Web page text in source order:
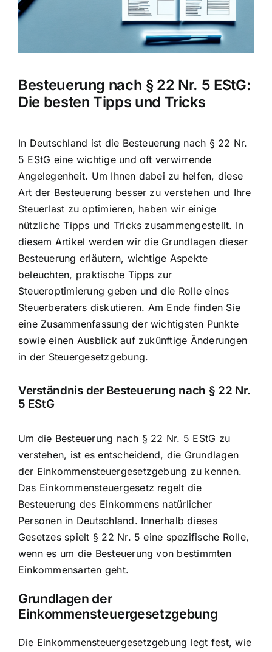
Hausratversicherung
Berufsunfähigkeitsversicherung
Weitere Tarifvergleiche
Besteuerung nach § 22 Nr. 5 EStG:
Die besten Tipps und Tricks
In Deutschland ist die Besteuerung nach § 22 Nr.
5 EStG eine wichtige und oft verwirrende
Angelegenheit. Um Ihnen dabei zu helfen, diese
Art der Besteuerung besser zu verstehen und Ihre
Steuerlast zu optimieren, haben wir einige
nützliche Tipps und Tricks zusammengestellt. In
diesem Artikel werden wir die Grundlagen dieser
Besteuerung erläutern, wichtige Aspekte
beleuchten, praktische Tipps zur
Steueroptimierung geben und die Rolle eines
Steuerberaters diskutieren. Am Ende finden Sie
eine Zusammenfassung der wichtigsten Punkte
sowie einen Ausblick auf zukünftige Änderungen
in der Steuergesetzgebung.
Verständnis der Besteuerung nach § 22 Nr.
5 EStG
Um die Besteuerung nach § 22 Nr. 5 EStG zu
verstehen, ist es entscheidend, die Grundlagen
der Einkommensteuergesetzgebung zu kennen.
Das Einkommensteuergesetz regelt die
Besteuerung des Einkommens natürlicher
Personen in Deutschland. Innerhalb dieses
Gesetzes spielt § 22 Nr. 5 eine spezifische Rolle,
wenn es um die Besteuerung von bestimmten
Einkommensarten geht.
Grundlagen der
Einkommensteuergesetzgebung
Die Einkommensteuergesetzgebung legt fest, wie